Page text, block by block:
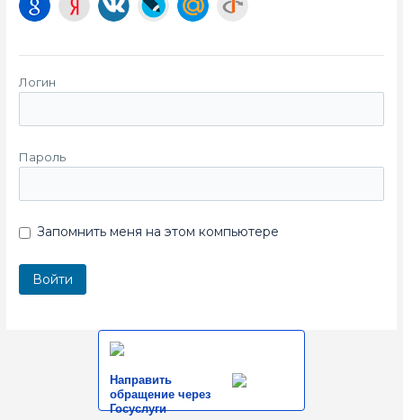
Логин
Пароль
Запомнить меня на этом компьютере
Направить
обращение через
Госуслуги